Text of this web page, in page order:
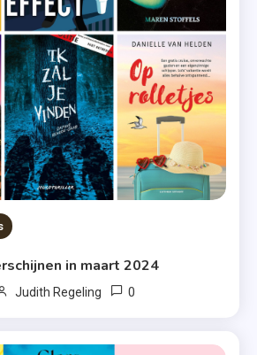
in maart 2024
Judith Regeling 0